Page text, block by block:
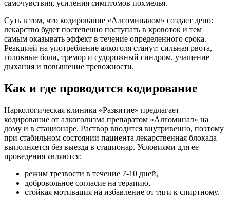
самочувствия, усиления симптомов похмелья.
Суть в том, что кодирование «Алгоминалом» создает депо:
лекарство будет постепенно поступать в кровоток и тем
самым оказывать эффект в течение определенного срока.
Реакцией на употребление алкоголя станут: сильная рвота,
головные боли, тремор и судорожный синдром, учащение
дыхания и повышение тревожности.
Как и где проводится кодирование
Наркологическая клиника «Развитие» предлагает
кодирование от алкоголизма препаратом «Алгоминал» на
дому и в стационаре. Раствор вводится внутривенно, поэтому
при стабильном состоянии пациента лекарственная блокада
выполняется без выезда в стационар. Условиями для ее
проведения являются:
режим трезвости в течение 7-10 дней,
добровольное согласие на терапию,
стойкая мотивация на избавление от тяги к спиртному.